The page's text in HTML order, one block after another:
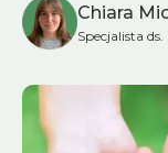
Chiara
Specjalista